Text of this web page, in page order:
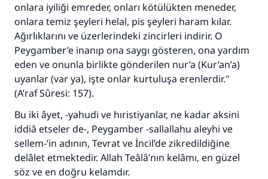
onlara iyiliği emreder, onları kötülükten meneder,
onlara temiz şeyleri helal, pis şeyleri haram kılar.
Ağırlıklarını ve üzerlerindeki zincirleri indirir. O
Peygamber’e inanıp ona saygı gösteren, ona yardım
eden ve onunla birlikte gönderilen nur’a (Kur’an’a)
uyanlar (var ya), işte onlar kurtuluşa erenlerdir."
(A’raf Sûresi: 157).
Bu iki âyet, -yahudi ve hıristiyanlar, ne kadar aksini
iddiâ etseler de-, Peygamber -sallallahu aleyhi ve
sellem-’in adının, Tevrat ve İncil’de zikredildiğine
delâlet etmektedir. Allah Teâlâ’nın kelâmı, en güzel
söz ve en doğru kelamdır.